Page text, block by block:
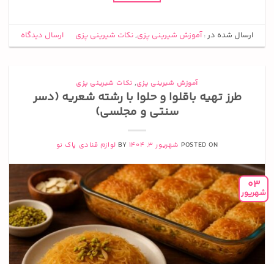
ارسال شده در :آموزش شیرینی پزی,نکات شیرینی پزی ارسال دیدگاه
آموزش شیرینی پزی, نکات شیرینی پزی
طرز تهیه باقلوا و حلوا با رشته شعریه (دسر
سنتی و مجلسی)
POSTED ON شهریور 3, 1404 BY لوازم قنادی پاک نو
03
شهریور